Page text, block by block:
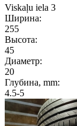
Viskaļu iela 3
Ширина:
255
Высота:
45
Диаметр:
20
Глубина, mm:
4.5-5